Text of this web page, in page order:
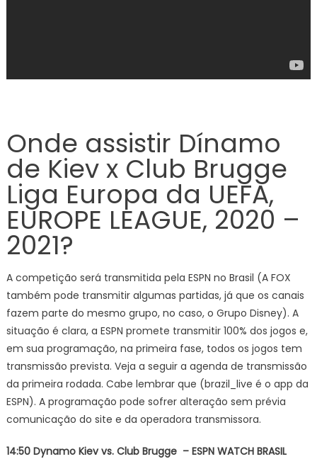
Onde assistir Dínamo
de Kiev x Club Brugge
Liga Europa da UEFA,
EUROPE LEAGUE, 2020 –
2021?
A competição será transmitida pela ESPN no Brasil (A FOX
também pode transmitir algumas partidas, já que os canais
fazem parte do mesmo grupo, no caso, o Grupo Disney). A
situação é clara, a ESPN promete transmitir 100% dos jogos e,
em sua programação, na primeira fase, todos os jogos tem
transmissão prevista. Veja a seguir a agenda de transmissão
da primeira rodada. Cabe lembrar que (brazil_live é o app da
ESPN). A programação pode sofrer alteração sem prévia
comunicação do site e da operadora transmissora.
14:50 Dynamo Kiev vs. Club Brugge – ESPN WATCH BRASIL